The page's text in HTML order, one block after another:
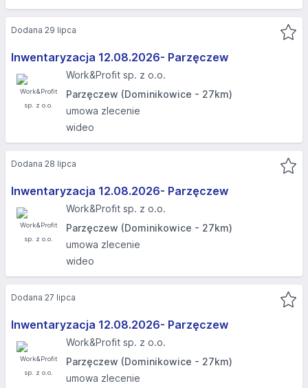
Inwentaryzacja 12.08.2026- Parzęczew
Work&Profit sp. z o.o.
Parzęczew (Dominikowice - 27km)
umowa zlecenie
wideo
Dodana 29 lipca
Inwentaryzacja 12.08.2026- Parzęczew
Work&Profit sp. z o.o.
Parzęczew (Dominikowice - 27km)
umowa zlecenie
wideo
Dodana 28 lipca
Inwentaryzacja 12.08.2026- Parzęczew
Work&Profit sp. z o.o.
Parzęczew (Dominikowice - 27km)
umowa zlecenie
Dodana 27 lipca